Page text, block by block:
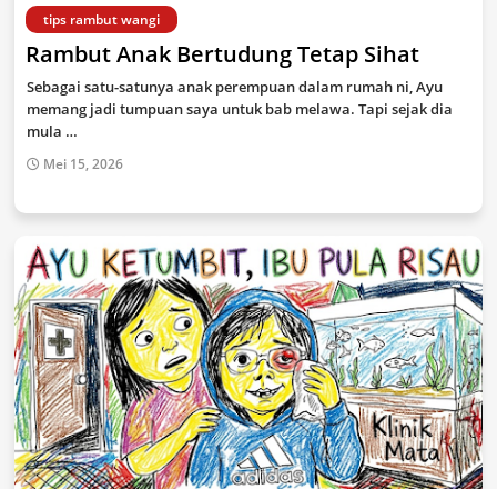
tips rambut wangi
Rambut Anak Bertudung Tetap Sihat
Sebagai satu-satunya anak perempuan dalam rumah ni, Ayu
memang jadi tumpuan saya untuk bab melawa. Tapi sejak dia
mula …
Mei 15, 2026